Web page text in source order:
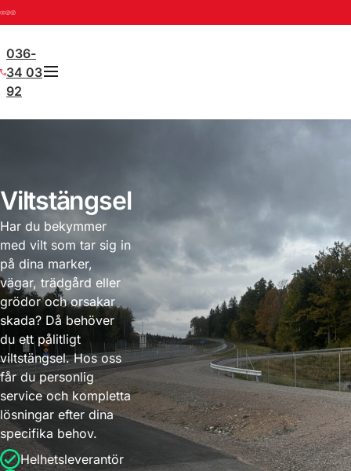
036-
34 03
92
Viltstängsel
Har du bekymmer
med vilt som tar sig in
på dina marker,
vägar, trädgård eller
grödor och orsakar
skada? Då behöver
du ett pålitligt
viltstängsel. Hos oss
får du personlig
service och kompletta
lösningar efter dina
specifika behov.
Helhetsleverantör